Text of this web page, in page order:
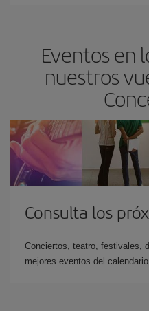
Eventos en
nuestros
Consulta los
Conciertos, teatro, festivales,
mejores eventos del